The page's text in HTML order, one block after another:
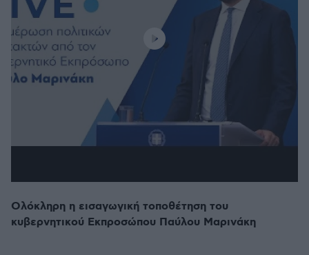
Ολόκληρη η εισαγωγική τοποθέτηση του
κυβερνητικού Εκπροσώπου Παύλου Μαρινάκη